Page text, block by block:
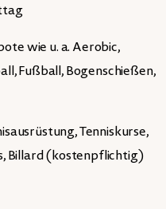
wie u. a. Aerobic,
Fußball, Bogenschießen,
Tenniskurse,
Billard (kostenpflichtig)